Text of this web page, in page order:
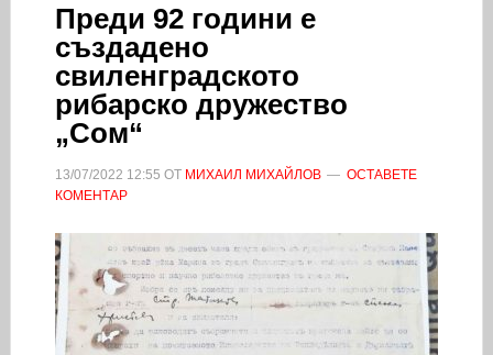
Преди 92 години е
създадено
свиленградското
рибарско дружество
„Сом“
13/07/2022 12:55 ОТ МИХАИЛ МИХАЙЛОВ
ОСТАВЕТЕ
КОМЕНТАР